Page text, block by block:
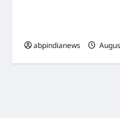
abpindianews